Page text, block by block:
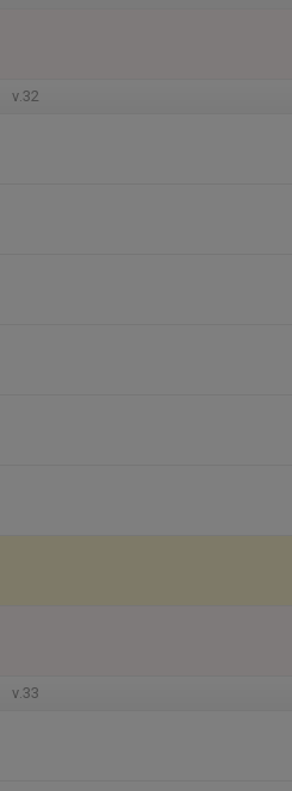
v.32
v.33